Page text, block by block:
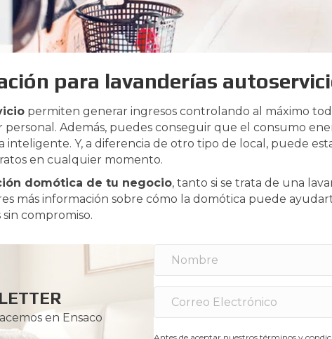
para lavanderías
permiten generar ingresos controlando al máximo
personal. Además, puedes conseguir que el consumo
Y, a diferencia de otro tipo de local, puede
en cualquier momento.
domótica de tu negocio, tanto si se trata de una
más información sobre cómo la domótica puede
compromiso.
en Ensaco